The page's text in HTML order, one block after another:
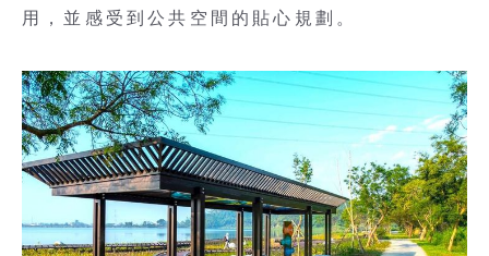
用，並感受到公共空間的貼心規劃。